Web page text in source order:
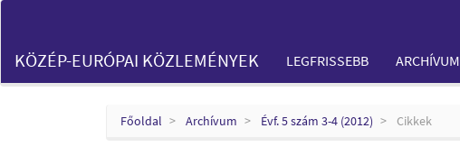
Content
Sidebar
KÖZÉP-EURÓPAI KÖZLEMÉNYEK LEGFRISSEBB ARCHÍVUM
Főoldal Archívum Évf. 5 szám 3-4 (2012) Cikkek